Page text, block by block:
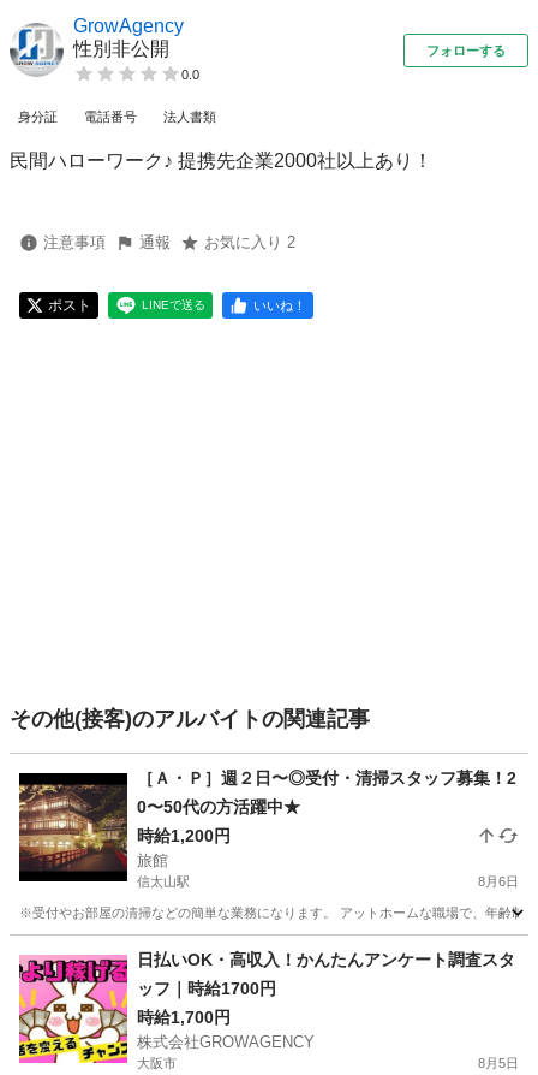
GrowAgency
性別非公開
0.0
フォローする
身分証 電話番号 法人書類
民間ハローワーク♪ 提携先企業2000社以上あり！
注意事項 通報 お気に入り 2
ポスト LINEで送る いいね！
その他(接客)のアルバイトの関連記事
［Ａ・Ｐ］週２日〜◎受付・清掃スタッフ募集！2
0〜50代の方活躍中★
時給1,200円
旅館
信太山駅 8月6日
※受付やお部屋の清掃などの簡単な業務になります。 アットホームな職場で、年齢
信太山駅 旅館 業務
日払いOK・高収入！かんたんアンケート調査スタ
ッフ｜時給1700円
時給1,700円
株式会社GROWAGENCY
大阪市 8月5日